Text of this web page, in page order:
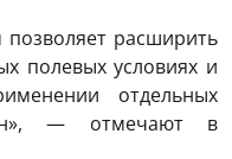
позволяет расширить
полевых условиях и
отдельных
— отмечают в